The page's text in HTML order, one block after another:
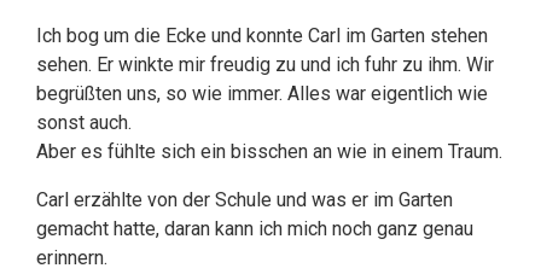
Ich bog um die Ecke und konnte Carl im Garten stehen
sehen. Er winkte mir freudig zu und ich fuhr zu ihm. Wir
begrüßten uns, so wie immer. Alles war eigentlich wie
sonst auch.
Aber es fühlte sich ein bisschen an wie in einem Traum.
Carl erzählte von der Schule und was er im Garten
gemacht hatte, daran kann ich mich noch ganz genau
erinnern.